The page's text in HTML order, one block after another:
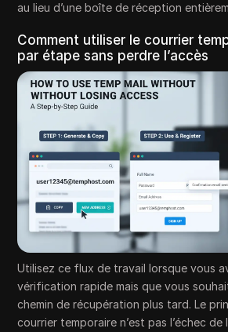
au lieu d’une boîte de réception
Comment utiliser le courrier
par étape sans perdre l’accès
Utilisez ce flux de travail lorsque vous
vérification rapide mais que vous
chemin de récupération plus tard. Le
courrier temporaire n’est pas l’échec de